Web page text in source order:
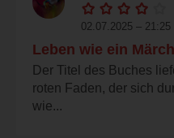
02.07.2025 – 21:25
Leben wie ein
Der Titel des Buches
roten Faden, der sich
wie...